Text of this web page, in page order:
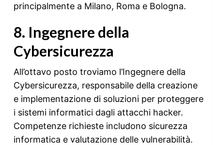
principalmente a Milano, Roma e Bologna.
8. Ingegnere della
Cybersicurezza
All’ottavo posto troviamo l’Ingegnere della
Cybersicurezza, responsabile della creazione
e implementazione di soluzioni per proteggere
i sistemi informatici dagli attacchi hacker.
Competenze richieste includono sicurezza
informatica e valutazione delle vulnerabilità.